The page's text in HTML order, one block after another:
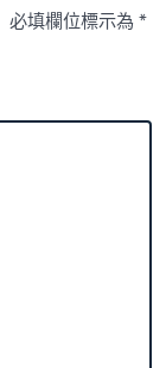
必填欄位標示為*